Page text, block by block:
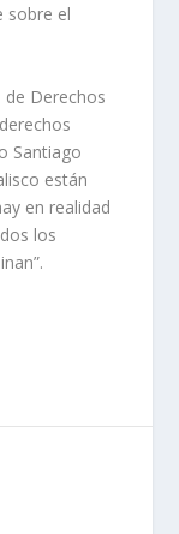
sobre el
de Derechos
Santiago
están
en realidad
los